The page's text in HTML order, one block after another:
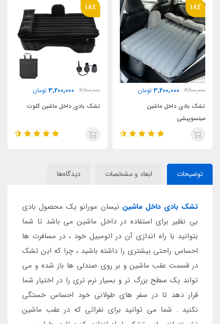
18٪
3,900,000
3,200,000 تومان
تشک بادی داخل ماشین
میتسوپیشی
18٪
3,900,000
3,200,000 تومان
تشک بادی داخل ماشین کلوت
توضیحات ابعاد و مشخصات دیدگاه‌ها
تشک بادی داخل ماشین نیسان مورانو یک محصول بادی
بی نظیر برای استفاده در داخل ماشین می باشد تا شما
بتوانید با راه اندازی آن در اتومبیل خود ، در مسافرت ها
احساس راحتی بیشتری را داشته باشید ، چرا که این تشک
در قسمت عقب ماشین و بر روی صندلی ها باز شده و می
تواند یک سطح بزرگ تر و بسیار نرم تری را در اختیار شما
قرار دهد تا در سفر های طولانی خود احساس خستگی
نکنید . شما می توانید برای نفراتی که در عقب ماشین